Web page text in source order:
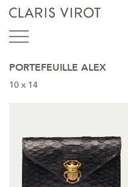
PORTEFEUILLE ALEX
10 x 14